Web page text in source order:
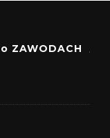
ZAWODACH